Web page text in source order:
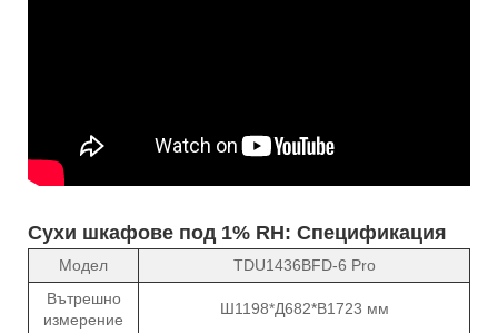
Сухи шкафове под 1% RH: Спецификация
Модел
TDU1436BFD-6 Pro
Вътрешно
измерение
Ш1198*Д682*В1723 мм